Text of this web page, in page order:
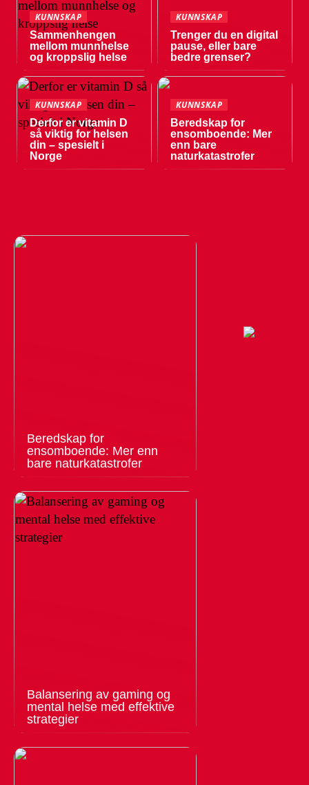
KUNNSKAP
Sammenhengen
mellom munnhelse
og kroppslig helse
KUNNSKAP
Trenger du en digital
pause, eller bare
bedre grenser?
KUNNSKAP
Derfor er vitamin D
så viktig for helsen
din – spesielt i
Norge
KUNNSKAP
Beredskap for
ensomboende: Mer
enn bare
naturkatastrofer
Beredskap for
ensomboende: Mer enn
bare naturkatastrofer
Balansering av gaming og
mental helse med effektive
strategier